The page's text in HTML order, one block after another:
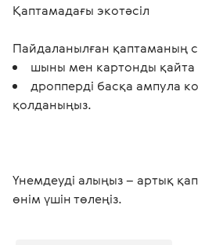
Қаптамадағы экотәсіл
Пайдаланылған қаптаманың
шыны мен картонды қайта
дропперді басқа ампула
қолданыңыз.
Үнемдеуді алыңыз – артық
өнім үшін төлеңіз.